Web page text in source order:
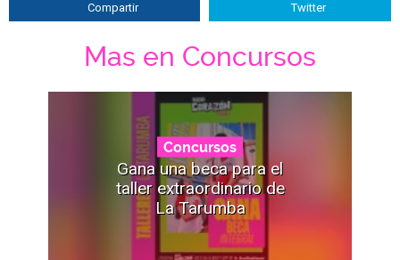
Compartir Twitter
Mas en Concursos
Concursos
Gana una beca para el
taller extraordinario de
La Tarumba